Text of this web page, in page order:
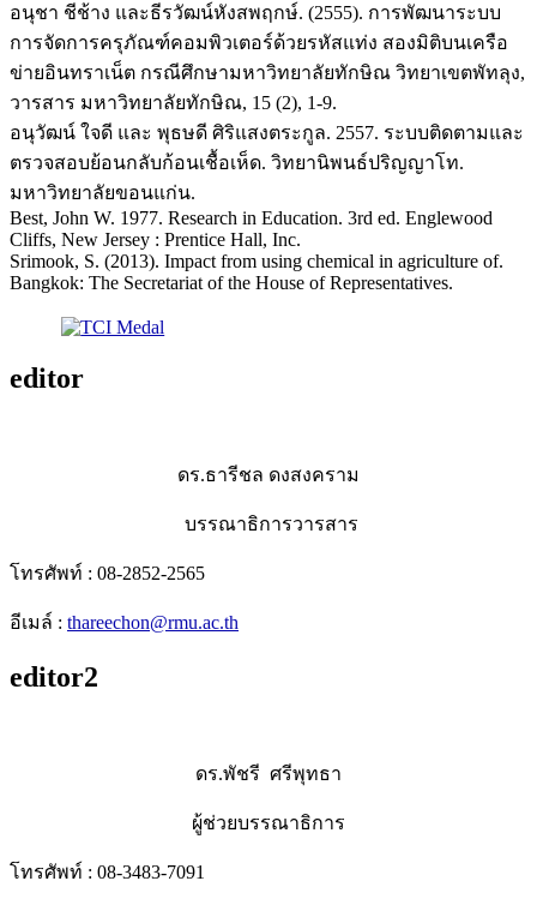
อนุชา ชีช้าง และธีรวัฒน์หังสพฤกษ์. (2555). การพัฒนาระบบ
การจัดการครุภัณฑ์คอมพิวเตอร์ด้วยรหัสแท่ง สองมิติบนเครือ
ข่ายอินทราเน็ต กรณีศึกษามหาวิทยาลัยทักษิณ วิทยาเขตพัทลุง,
วารสาร มหาวิทยาลัยทักษิณ, 15 (2), 1-9.
อนุวัฒน์ ใจดี และ พุธษดี ศิริแสงตระกูล. 2557. ระบบติดตามและ
ตรวจสอบย้อนกลับก้อนเชื้อเห็ด. วิทยานิพนธ์ปริญญาโท.
มหาวิทยาลัยขอนแก่น.
Best, John W. 1977. Research in Education. 3rd ed. Englewood
Cliffs, New Jersey : Prentice Hall, Inc.
Srimook, S. (2013). Impact from using chemical in agriculture of.
Bangkok: The Secretariat of the House of Representatives.
editor
ดร.ธารีชล ดงสงคราม
บรรณาธิการวารสาร
โทรศัพท์ : 08-2852-2565
อีเมล์ : thareechon@rmu.ac.th
editor2
ดร.พัชรี ศรีพุทธา
ผู้ช่วยบรรณาธิการ
โทรศัพท์ : 08-3483-7091